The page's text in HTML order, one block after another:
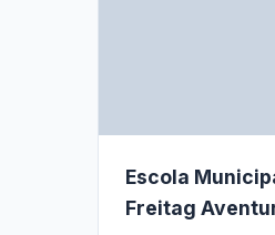
Escola
Freitag